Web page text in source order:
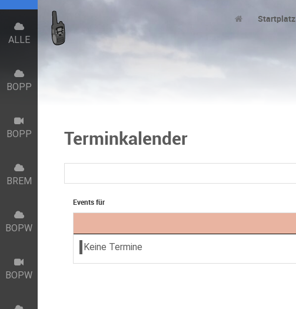
Startplatz
Terminkalender
Events für
Keine Termine
ALLE
BOPP
BOPP
BREM
BOPW
BOPW